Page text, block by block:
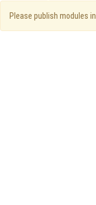
Please publish modules in